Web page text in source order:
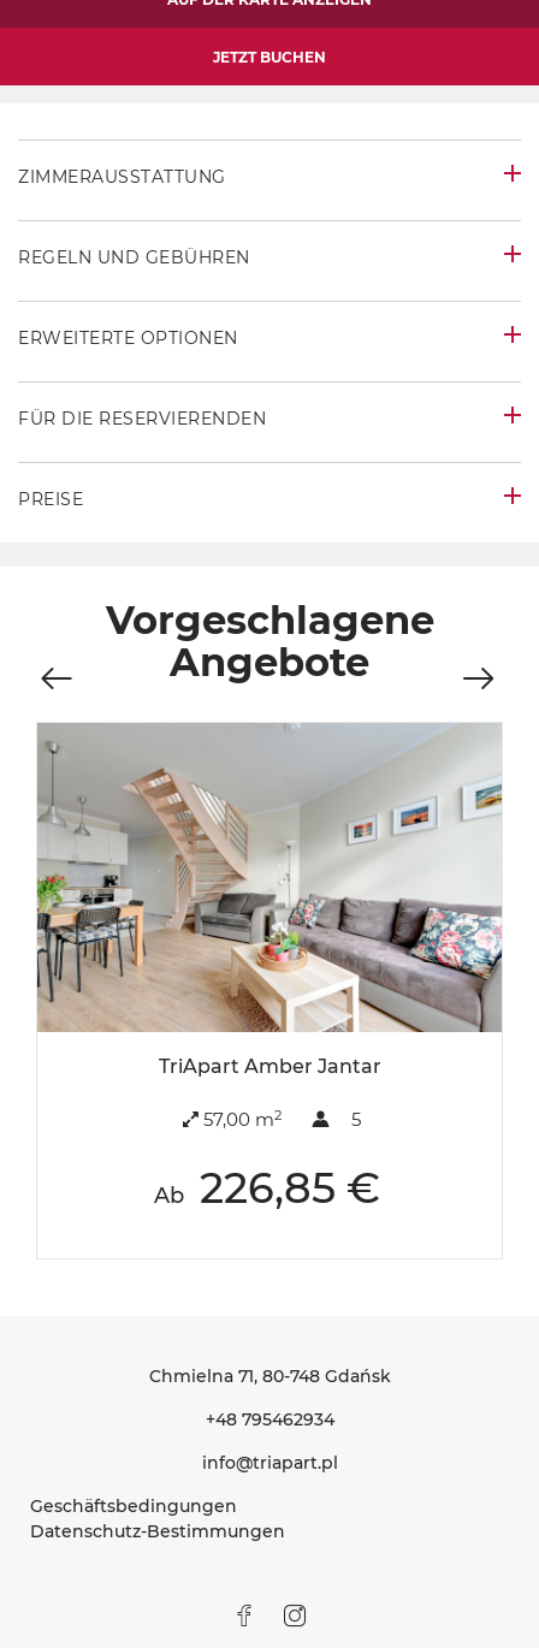
JETZT BUCHEN
ZIMMERAUSSTATTUNG
REGELN UND GEBÜHREN
ERWEITERTE OPTIONEN
FÜR DIE RESERVIERENDEN
PREISE
Vorgeschlagene
Angebote
TriApart Amber Jantar
57,00 m2 5
Ab 226,85 €
Chmielna 71, 80-748 Gdańsk
+48 795462934
info@triapart.pl
Geschäftsbedingungen
Datenschutz-Bestimmungen